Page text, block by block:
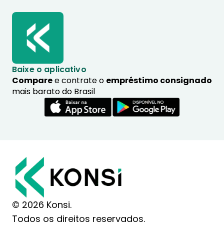
Baixe o aplicativo
Comparee contrate o empréstimo consignado
mais barato do Brasil
© 2026 Konsi.
Todos os direitos reservados.